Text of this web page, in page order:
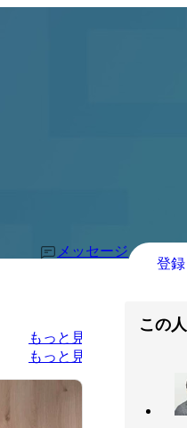
メッセージ
登
もっと見る
もっと見る
この